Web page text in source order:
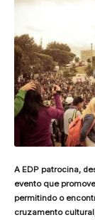
A EDP patrocina,
evento que
permitindo o
cruzamento